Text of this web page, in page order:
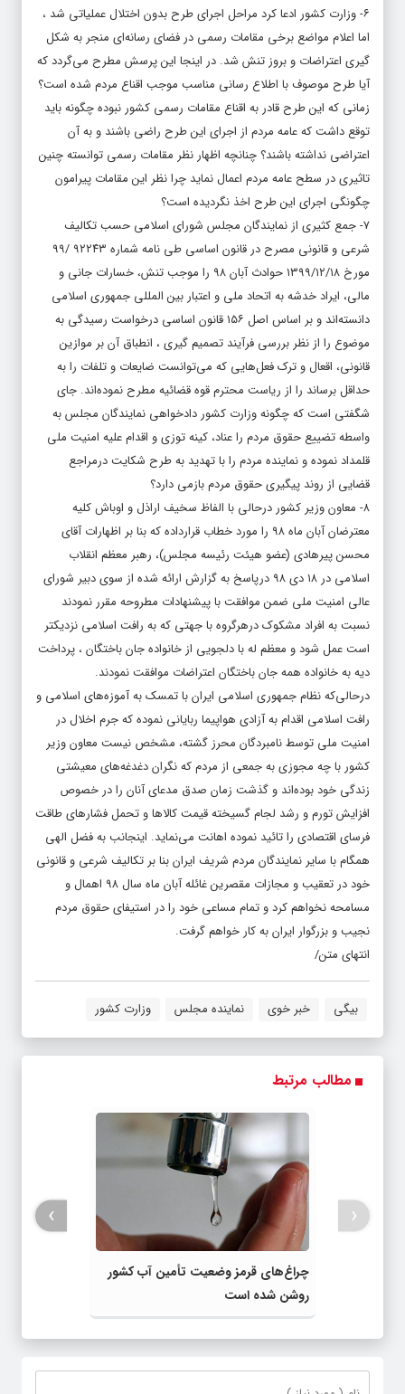
۶- وزارت کشور ادعا کرد مراحل اجرای طرح بدون اختلال عملیاتی شد ،
اما اعلام مواضع برخی مقامات رسمی در فضای رسانه‌ای منجر به شکل
گیری اعتراضات و بروز تنش شد. در اینجا این پرسش مطرح می‌گردد که
آیا طرح موصوف با اطلاع رسانی مناسب موجب اقناع مردم شده است؟
زمانی که این طرح قادر به اقناع مقامات رسمی کشور نبوده چگونه باید
توقع داشت که عامه مردم از اجرای این طرح راضی باشند و به آن
اعتراضی نداشته باشند؟ چنانچه اظهار نظر مقامات رسمی توانسته چنین
تاثیری در سطح عامه مردم اعمال نماید چرا نظر این مقامات پیرامون
چگونگی اجرای این طرح اخذ نگردیده است؟
۷- جمع کثیری از نمایندگان مجلس شورای اسلامی حسب تکالیف
شرعی و قانونی مصرح در قانون اساسی طی نامه شماره ۹۲۲۴۳ /۹۹
مورخ ۱۳۹۹/۱۲/۱۸ حوادث آبان ۹۸ را موجب تنش، خسارات جانی و
مالی، ایراد خدشه به اتحاد ملی و اعتبار بین المللی جمهوری اسلامی
دانسته‌اند و بر اساس اصل ۱۵۶ قانون اساسی درخواست رسیدگی به
موضوع را از نظر بررسی فرآیند تصمیم گیری ، انطباق آن بر موازین
قانونی، اقعال و ترک فعل‌هایی که می‌توانست ضایعات و تلفات را به
حداقل برساند را از ریاست محترم قوه قضائیه مطرح نموده‌اند. جای
شگفتی است که چگونه وزارت کشور دادخواهی نمایندگان مجلس به
واسطه تضییع حقوق مردم را عناد، کینه توزی و اقدام علیه امنیت ملی
قلمداد نموده و نماینده مردم را با تهدید به طرح شکایت درمراجع
قضایی از روند پیگیری حقوق مردم بازمی دارد؟
۸- معاون وزیر کشور درحالی با الفاظ سخیف اراذل و اوباش کلیه
معترضان آبان ماه ۹۸ را مورد خطاب قرارداده که بنا بر اظهارات آقای
محسن پیرهادی (عضو هیئت رئیسه مجلس)، رهبر معظم انقلاب
اسلامی در ۱۸ دی ۹۸ درپاسخ به گزارش ارائه شده از سوی دبیر شورای
عالی امنیت ملی ضمن موافقت با پیشنهادات مطروحه مقرر نمودند
نسبت به افراد مشکوک درهرگروه با جهتی که به رافت اسلامی نزدیکتر
است عمل شود و معظم له با دلجویی از خانواده جان باختگان ، پرداخت
دیه به خانواده همه جان باختگان اعتراضات موافقت نمودند.
درحالی‌که نظام جمهوری اسلامی ایران با تمسک به آموزه‌های اسلامی و
رافت اسلامی اقدام به آزادی هواپیما ربایانی نموده که جرم اخلال در
امنیت ملی توسط نامبردگان محرز گشته، مشخص نیست معاون وزیر
کشور با چه مجوزی به جمعی از مردم که نگران دغدغه‌های معیشتی
زندگی خود بوده‌اند و گذشت زمان صدق مدعای آنان را در خصوص
افزایش تورم و رشد لجام گسیخته قیمت کالاها و تحمل فشارهای طاقت
فرسای اقتصادی را تائید نموده اهانت می‌نماید. اینجانب به فضل الهی
همگام با سایر نمایندگان مردم شریف ایران بنا بر تکالیف شرعی و قانونی
خود در تعقیب و مجازات مقصرین غائله آبان ماه سال ۹۸ اهمال و
مسامحه نخواهم کرد و تمام مساعی خود را در استیفای حقوق مردم
نجیب و بزرگوار ایران به کار خواهم گرفت.
انتهای متن/
بیگی خبر خوی نماینده مجلس وزارت کشور
مطالب مرتبط
چراغ‌های قرمز وضعیت تأمین آب کشور
روشن شده است
‹
›